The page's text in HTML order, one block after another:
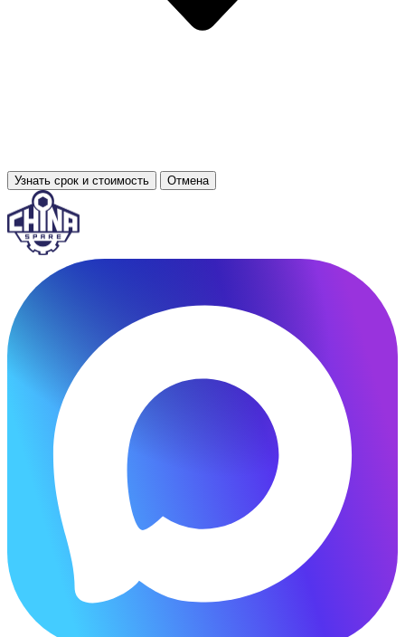
Узнать срок и стоимость Отмена